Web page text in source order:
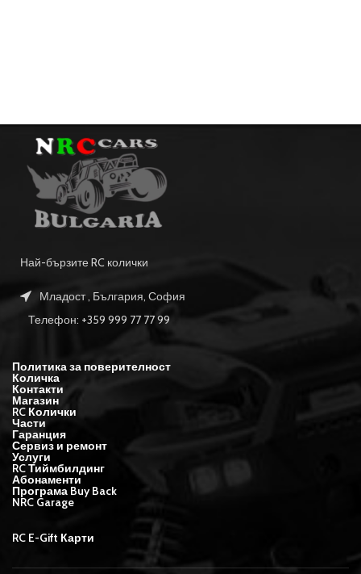
Най-бързите RC колички
Младост , България, София
Телефон: +359 999 77 77 99
Политика за поверителност
Количка
Контакти
Магазин
RC Колички
Части
Гаранция
Сервиз и ремонт
Услуги
RC Тиймбилдинг
Абонаменти
Програма Buy Back
NRC Garage
RC E-Gift Карти